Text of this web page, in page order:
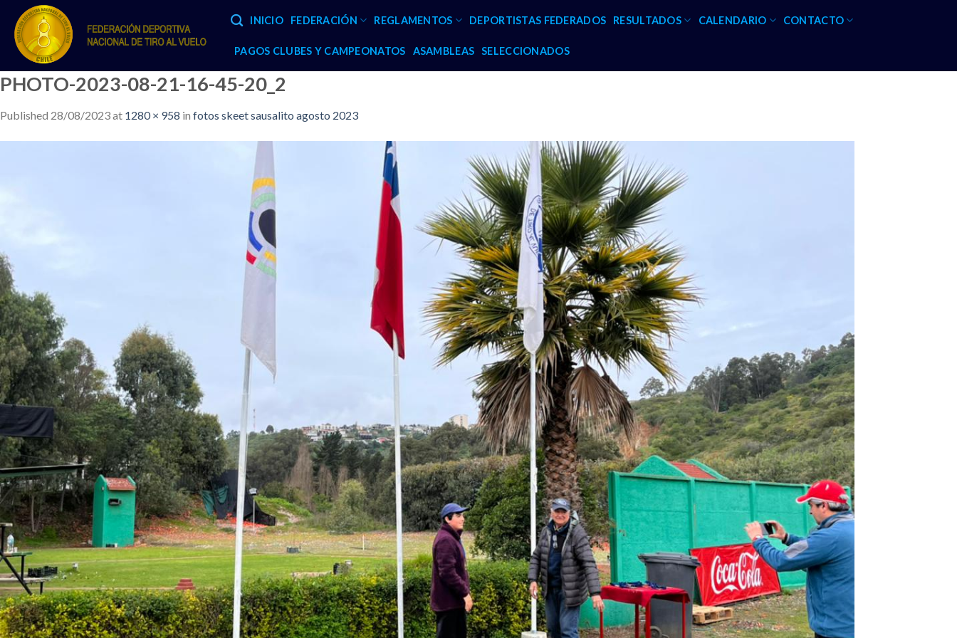
content
INICIO FEDERACIÓN REGLAMENTOS DEPORTISTAS FEDERADOS RESULTADOS CALENDARIO CONTACTO
PAGOS CLUBES Y CAMPEONATOS ASAMBLEAS SELECCIONADOS
PHOTO-2023-08-21-16-45-20_2
Published 28/08/2023at 1280 × 958 in fotos skeet sausalito agosto 2023